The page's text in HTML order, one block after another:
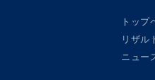
トップ
リザル
ニュー